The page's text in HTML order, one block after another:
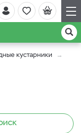
кустарники